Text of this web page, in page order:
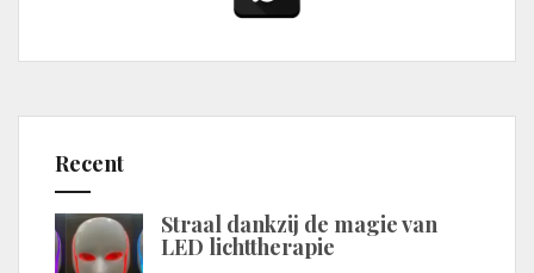
Recent
Straal dankzij de magie van
LED lichttherapie